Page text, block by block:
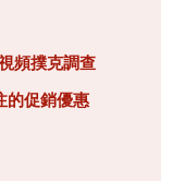
頻撲克調查
的促銷優惠